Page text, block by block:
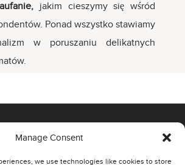
Manage Consent
we use technologies like cookies to store
jakim cieszymy się wśród
Ponad wszystko stawiamy
w poruszaniu delikatnych